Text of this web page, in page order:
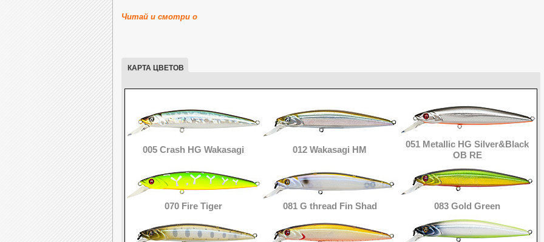
масса: 7,7 г,
плавающий (
Внутреннее строение воблеров Cablista и положение подвижных грузов при
Читай и смотри о
КАРТА ЦВЕТОВ
005 Crash HG Wakasagi 012 Wakasagi HM
051 Metallic HG Silver&Black
OB RE
070 Fire Tiger 081 G thread Fin Shad 083 Gold Green